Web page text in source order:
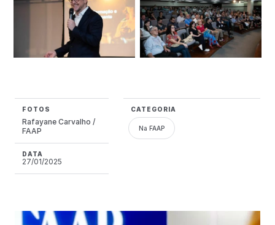
FOTOS
Rafayane Carvalho /
FAAP
DATA
27/01/2025
CATEGORIA
Na FAAP